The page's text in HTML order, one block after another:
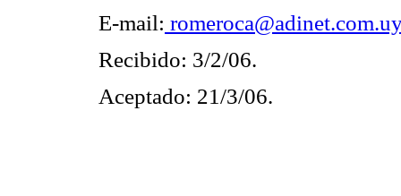
E-mail:
Recibido: 3/2/06.
Aceptado: 21/3/06.